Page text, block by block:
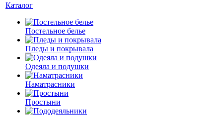
Каталог
Постельное белье
Пледы и покрывала
Одеяла и подушки
Наматрасники
Простыни